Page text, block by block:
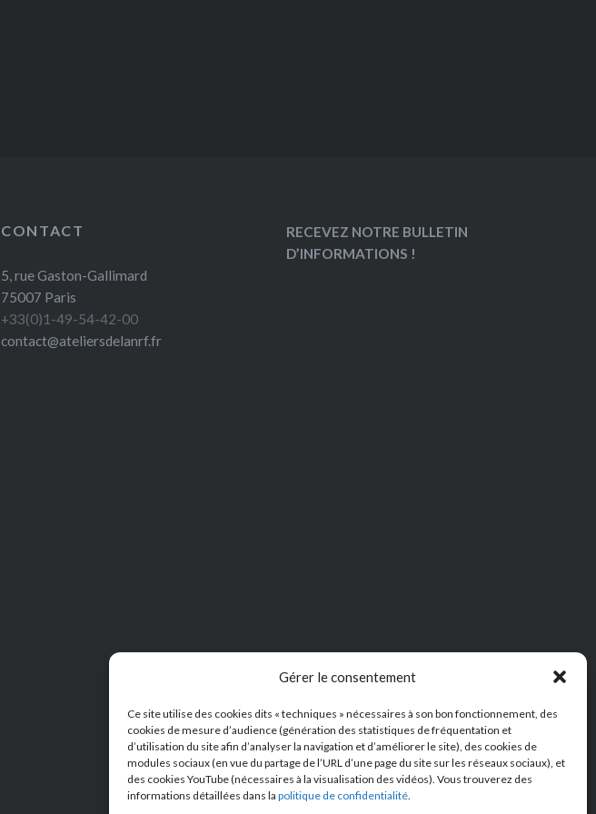
Gérer le consentement
Ce site utilise des cookies dits « techniques » nécessaires à son bon fonctionnement, des
cookies de mesure d’audience (génération des statistiques de fréquentation et
d’utilisation du site afin d’analyser la navigation et d’améliorer le site), des cookies de
modules sociaux (en vue du partage de l’URL d’une page du site sur les réseaux sociaux), et
des cookies YouTube (nécessaires à la visualisation des vidéos). Vous trouverez des
informations détaillées dans la politique de confidentialité.
CONTACT
5, rue Gaston-Gallimard
75007 Paris
+33(0)1-49-54-42-00
contact@ateliersdelanrf.fr
RECEVEZ NOTRE BULLETIN
D’INFORMATIONS !